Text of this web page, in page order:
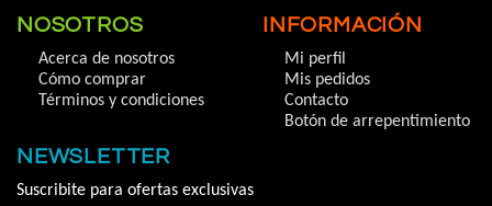
NOSOTROS
Acerca de nosotros
Cómo comprar
Términos y condiciones
INFORMACIÓN
Mi perfil
Mis pedidos
Contacto
Botón de arrepentimiento
NEWSLETTER
Suscribite para ofertas exclusivas